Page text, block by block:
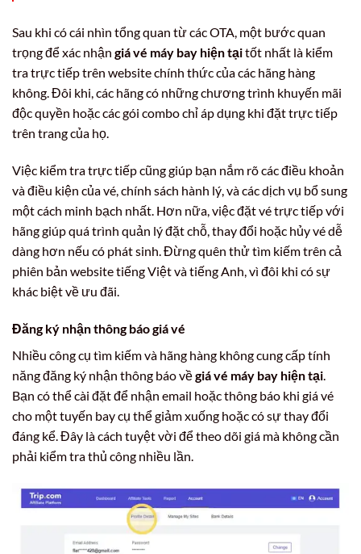
Sau khi có cái nhìn tổng quan từ các OTA, một bước quan
trọng để xác nhận giá vé máy bay hiện tạitốt nhất là kiểm
tra trực tiếp trên website chính thức của các hãng hàng
không. Đôi khi, các hãng có những chương trình khuyến mãi
độc quyền hoặc các gói combo chỉ áp dụng khi đặt trực tiếp
trên trang của họ.
Việc kiểm tra trực tiếp cũng giúp bạn nắm rõ các điều khoản
và điều kiện của vé, chính sách hành lý, và các dịch vụ bổ sung
một cách minh bạch nhất. Hơn nữa, việc đặt vé trực tiếp với
hãng giúp quá trình quản lý đặt chỗ, thay đổi hoặc hủy vé dễ
dàng hơn nếu có phát sinh. Đừng quên thử tìm kiếm trên cả
phiên bản website tiếng Việt và tiếng Anh, vì đôi khi có sự
khác biệt về ưu đãi.
Đăng ký nhận thông báo giá vé
Nhiều công cụ tìm kiếm và hãng hàng không cung cấp tính
năng đăng ký nhận thông báo vềgiá vé máy bay hiện tại.
Bạn có thể cài đặt để nhận email hoặc thông báo khi giá vé
cho một tuyến bay cụ thể giảm xuống hoặc có sự thay đổi
đáng kể. Đây là cách tuyệt vời để theo dõi giá mà không cần
phải kiểm tra thủ công nhiều lần.